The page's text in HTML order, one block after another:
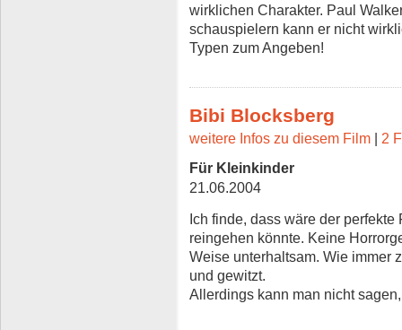
wirklichen Charakter. Paul
schauspielern kann er nicht
Typen zum Angeben!
Bibi Blocksberg
weitere Infos zu diesem Film | 2
Für Kleinkinder
21.06.2004
Ich finde, dass wäre der
reingehen könnte. Keine
Weise unterhaltsam. Wie immer
und gewitzt.
Allerdings kann man nicht